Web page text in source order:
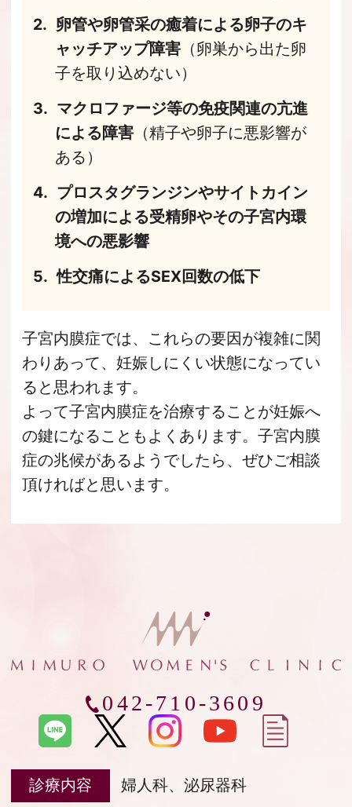
卵管や卵管采の癒着による卵子のキ
ャッチアップ障害 （卵巣から出た卵
子を取り込めない）
マクロファージ等の免疫関連の亢進
による障害 （精子や卵子に悪影響が
ある）
プロスタグランジンやサイトカイン
の増加による受精卵やその子宮内環
境への悪影響
性交痛によるSEX回数の低下
子宮内膜症では、これらの要因が複雑に関
わりあって、妊娠しにくい状態になってい
ると思われます。
よって子宮内膜症を治療することが妊娠へ
の鍵になることもよくあります。子宮内膜
症の兆候があるようでしたら、ぜひご相談
頂ければと思います。
042-710-3609
診療内容 婦人科、泌尿器科